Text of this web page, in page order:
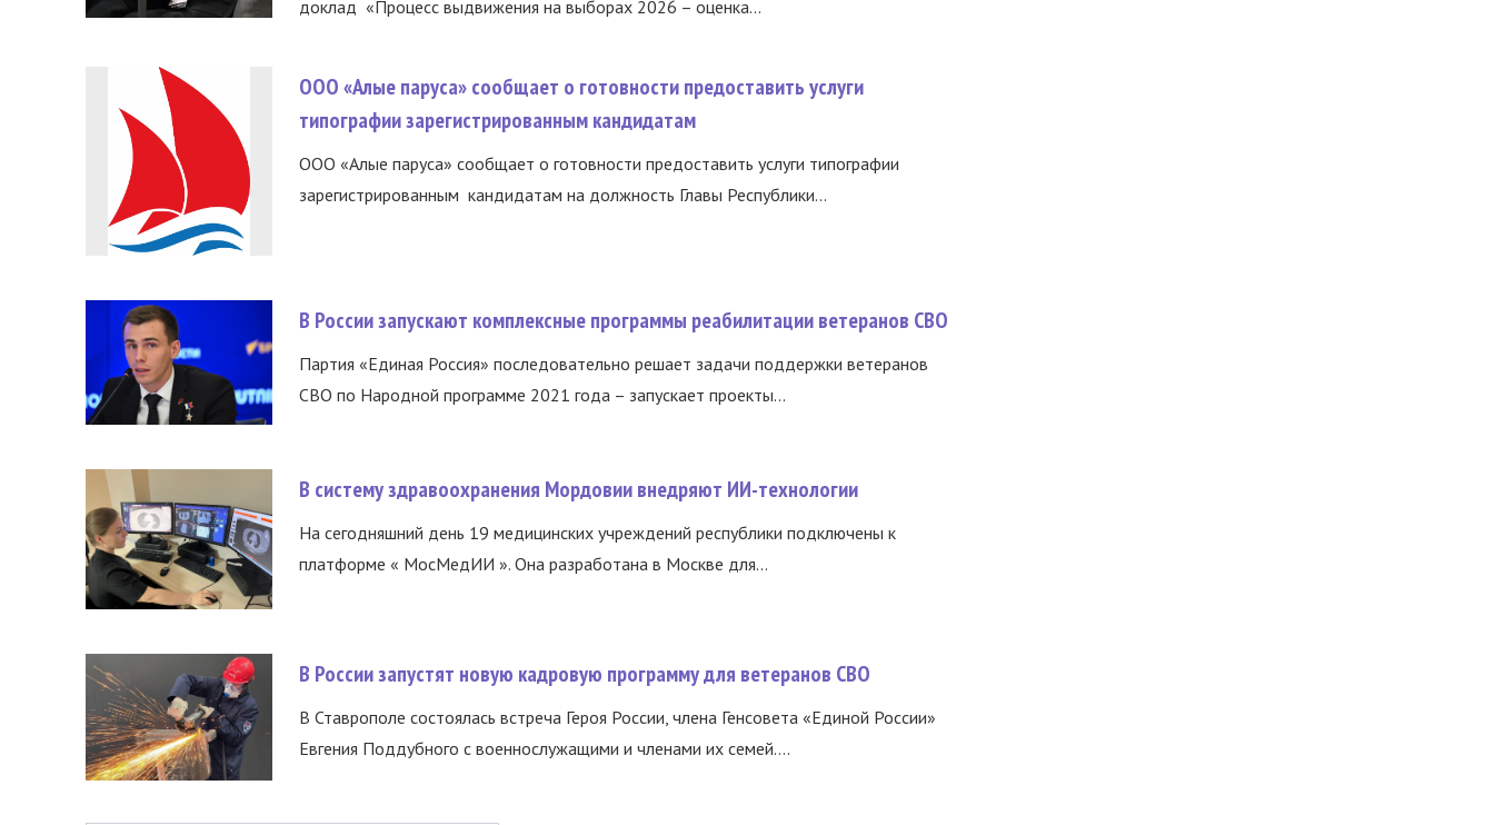
доклад «Процесс выдвижения на выборах 2026 – оценка...
ООО «Алые паруса» сообщает о готовности предоставить услуги
типографии зарегистрированным кандидатам
ООО «Алые паруса» сообщает о готовности предоставить услуги типографии
зарегистрированным кандидатам на должность Главы Республики...
В России запускают комплексные программы реабилитации ветеранов СВО
Партия «Единая Россия» последовательно решает задачи поддержки ветеранов
СВО по Народной программе 2021 года – запускает проекты...
В систему здравоохранения Мордовии внедряют ИИ-технологии
На сегодняшний день 19 медицинских учреждений республики подключены к
платформе « МосМедИИ ». Она разработана в Москве для...
В России запустят новую кадровую программу для ветеранов СВО
В Ставрополе состоялась встреча Героя России, члена Генсовета «Единой России»
Евгения Поддубного с военнослужащими и членами их семей....